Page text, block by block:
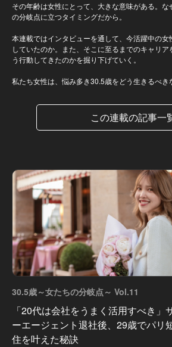
その年齢は女性にとって、大きな意味がある。
の分岐点に立つタイミングだから。
本連載ではインタビューを通して、今活躍中の
していたのか。また、そこに至るまでのキャリ
う行動してきたのかを掘り下げていく。
私たち女性は、悩み多き30.5歳をどう生きるべき
この連載の記事一
30.5歳～女たちの分岐点～ Vol.11
「20代は会社をうまく活用すべき」
ーエージェント退社後、29歳でパリ
住を叶えた秘訣